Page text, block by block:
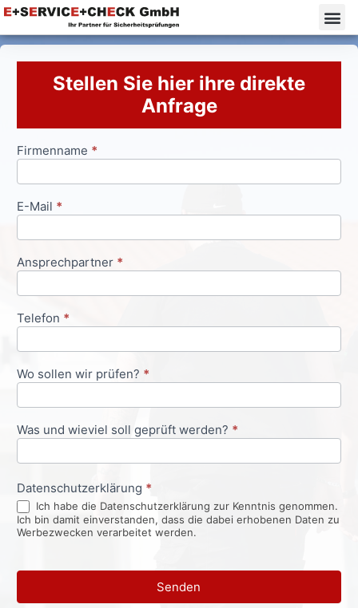
Stellen Sie hier ihre direkte
Anfrage
Anfrageformular
Firmenname *
E-Mail *
Ansprechpartner *
Telefon *
Wo sollen wir prüfen? *
Was und wieviel soll geprüft werden? *
Datenschutzerklärung *
Ich habe die Datenschutzerklärung zur Kenntnis genommen.
Ich bin damit einverstanden, dass die dabei erhobenen Daten zu
Werbezwecken verarbeitet werden.
Senden